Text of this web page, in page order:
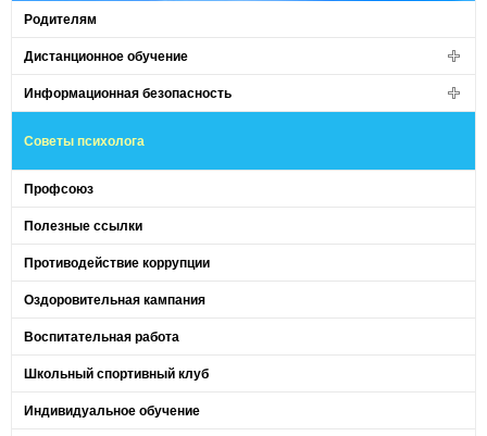
Родителям
Дистанционное обучение
Информационная безопасность
Советы психолога
Профсоюз
Полезные ссылки
Противодействие коррупции
Оздоровительная кампания
Воспитательная работа
Школьный спортивный клуб
Индивидуальное обучение